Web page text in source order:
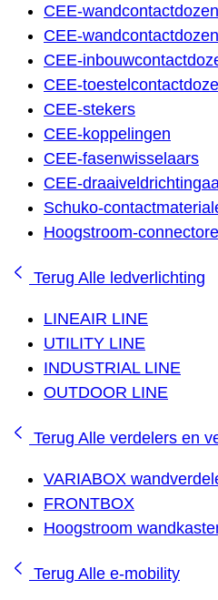
CEE-wandcontactdozen
CEE-
CEE-
CEE-
CEE-stekers
CEE-koppelingen
CEE-fasenwisselaars
CEE-
Schuko-
Hoogstroom-
Terug Alle ledverlichting
LINEAIR LINE
UTILITY LINE
INDUSTRIAL LINE
OUTDOOR LINE
Terug Alle verdelers en
VARIABOX
FRONTBOX
Hoogstroom
Terug Alle e-mobility